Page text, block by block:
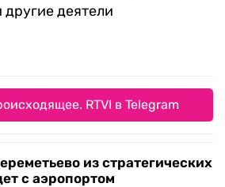
другие деятели
RTVI в Telegram
из стратегических
с аэропортом